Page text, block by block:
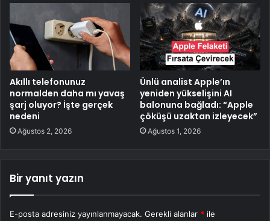
Akıllı telefonunuz
normalden daha mı yavaş
şarj oluyor? İşte gerçek
nedeni
Ağustos 2, 2026
Ünlü analist Apple’ın
yeniden yükselişini AI
balonuna bağladı: “Apple
çöküşü uzaktan izleyecek”
Ağustos 1, 2026
Bir yanıt yazın
E-posta adresiniz yayınlanmayacak. Gerekli alanlar * ile